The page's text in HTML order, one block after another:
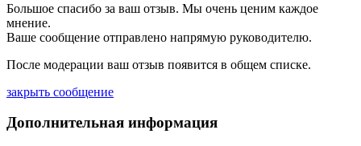
Большое спасибо за ваш отзыв. Мы очень ценим каждое
мнение.
Ваше сообщение отправлено напрямую руководителю.
После модерации ваш отзыв появится в общем списке.
закрыть сообщение
Дополнительная информация